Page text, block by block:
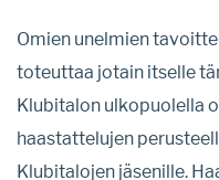
Omien unelmien
toteuttaa jotain itselle
Klubitalon ulkopuolella
haastattelujen
Klubitalojen jäsenille.